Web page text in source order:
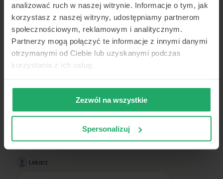
analizować ruch w naszej witrynie. Informacje o tym, jak
korzystasz z naszej witryny, udostępniamy partnerom
społecznościowym, reklamowym i analitycznym.
Partnerzy mogą połączyć te informacje z innymi danymi
otrzymanymi od Ciebie lub uzyskanymi podczas
korzystania z ich usług.
Zezwól na wszystkie
Spersonalizuj
Tak, w przypadku silnego bólu
brzucha, możecie Pan
spróbować zażyć lek
przeciwbólowy dostępny bez
recepty, takie jak paracetamol.
Unikaj jednak środków, które
mogą podrażnić żołądek.
Dziękuję za porady. Czy
powinienem zwracać uwagę
najbliższych dniach?
Lekarz